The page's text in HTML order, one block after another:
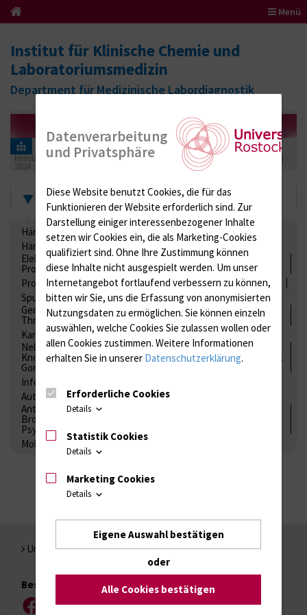
Menü
Institut für Klinische Chemie und
Laboratoriumsmedizin
Department für Medizinische Labordiagnostik
Informationen für Einsender
Ringversuchszertifikate
Immunologie
Myopathien (Antikörper bei autoimmunen Myopathien)
2024
Zertifikate
Hämatologie / Anämie
Retikulozyten
Hämoglobinelektrophorese
Liquordiagnostik
Elektrolyte, Enzyme, Substrate, Metabolite, Blutalkohol,
Proteine
Proteine
Lipide / Lipoproteine Niere / Harnwege
Stuhl
Spurenelemente
Säuren-Basen-Status
Gerinnung / Gerinnungsaktivierung / Gerinnungsfaktoren /
Thrombozytenfunktion / Antikoagulation
Kardiale Marker
Tumormarker
Interleukine
Nebenniere / Niere; Nebenschilddrüse ( Ca-Stoffwechsel /
Knochen; Hypophyse / Wachstum; Gestroinaltrakt / Vitamine;
Gonaden / Zyklus / Sterilität
Infektionsserologie
Autoimmundiagnostik
Antibiotika, Zystostatika, Immunsuppressiva, Amaleptika,
Bronchospasmolytika, Antiepileptika, Kardiaka,
Psychpharmaka
Molekulare Diagnostik
Universität Rostock
Besuchen Sie uns
Facebook
Datenverarbeitung
und Privatsphäre
Diese Website benutzt Cookies, die für das
Funktionieren der Website erforderlich sind. Zur
Darstellung einiger interessenbezogener Inhalte
setzen wir Cookies ein, die als Marketing-Cookies
qualifiziert sind. Ohne Ihre Zustimmung können
diese Inhalte nicht ausgespielt werden. Um unser
Internetangebot fortlaufend verbessern zu können,
bitten wir Sie, uns die Erfassung von anonymisierten
Nutzungsdaten zu ermöglichen. Sie können einzeln
auswählen, welche Cookies Sie zulassen wollen oder
allen Cookies zustimmen. Weitere Informationen
erhalten Sie in unserer Datenschutzerklärung.
Erforderliche Cookies
Details
Statistik Cookies
Details
Marketing Cookies
Details
Eigene Auswahl bestätigen
oder
Alle Cookies bestätigen